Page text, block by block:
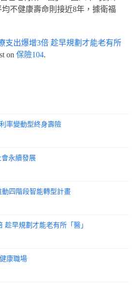
均不健康壽命則接近8年，據衛福
支出爆增3倍 趁早規劃才能老有所
on 保險104.
率變動型終身壽險
永續發展
四階段智能轉型計畫
趁早規劃才能老有所「醫」
康職場